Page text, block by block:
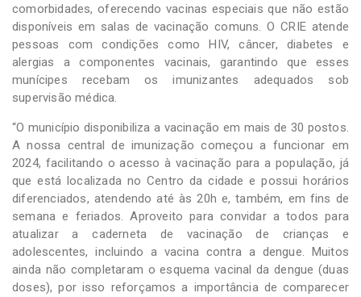
comorbidades, oferecendo vacinas especiais que não estão
disponíveis em salas de vacinação comuns. O CRIE atende
pessoas com condições como HIV, câncer, diabetes e
alergias a componentes vacinais, garantindo que esses
munícipes recebam os imunizantes adequados sob
supervisão médica.
“O município disponibiliza a vacinação em mais de 30 postos.
A nossa central de imunização começou a funcionar em
2024, facilitando o acesso à vacinação para a população, já
que está localizada no Centro da cidade e possui horários
diferenciados, atendendo até às 20h e, também, em fins de
semana e feriados. Aproveito para convidar a todos para
atualizar a caderneta de vacinação de crianças e
adolescentes, incluindo a vacina contra a dengue. Muitos
ainda não completaram o esquema vacinal da dengue (duas
doses), por isso reforçamos a importância de comparecer